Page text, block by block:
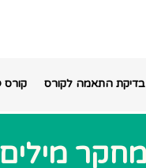
בדיקת התאמה לקורס קורס SEO אונליין